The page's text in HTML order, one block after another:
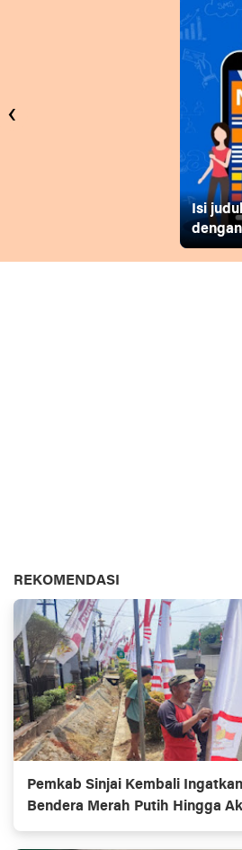
Isi
‹
REKOMENDASI
Pemkab Sinjai Kembali
Bendera Merah Putih Hingga